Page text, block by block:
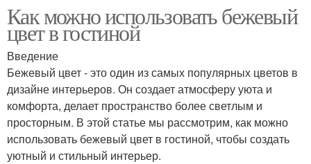
Как можно использовать бежевый
цвет в гостиной
Введение
Бежевый цвет - это один из самых популярных цветов в
дизайне интерьеров. Он создает атмосферу уюта и
комфорта, делает пространство более светлым и
просторным. В этой статье мы рассмотрим, как можно
использовать бежевый цвет в гостиной, чтобы создать
уютный и стильный интерьер.